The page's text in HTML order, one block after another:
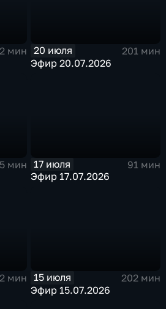
мин
20 июля
201 мин
Эфир 20.07.2026
мин
17 июля
91 мин
Эфир 17.07.2026
мин
15 июля
202 мин
Эфир 15.07.2026